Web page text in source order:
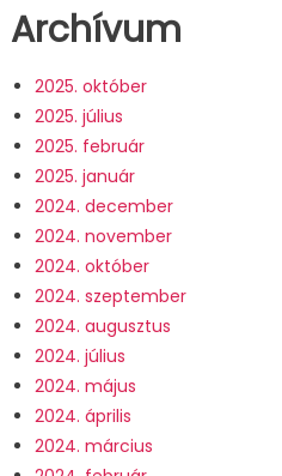
Archívum
2025. október
2025. július
2025. február
2025. január
2024. december
2024. november
2024. október
2024. szeptember
2024. augusztus
2024. július
2024. május
2024. április
2024. március